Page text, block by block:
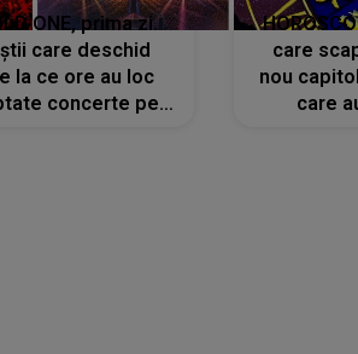
ONE, prima zi.
care deschid
la ce ore au loc
concerte pe
care
nou
care